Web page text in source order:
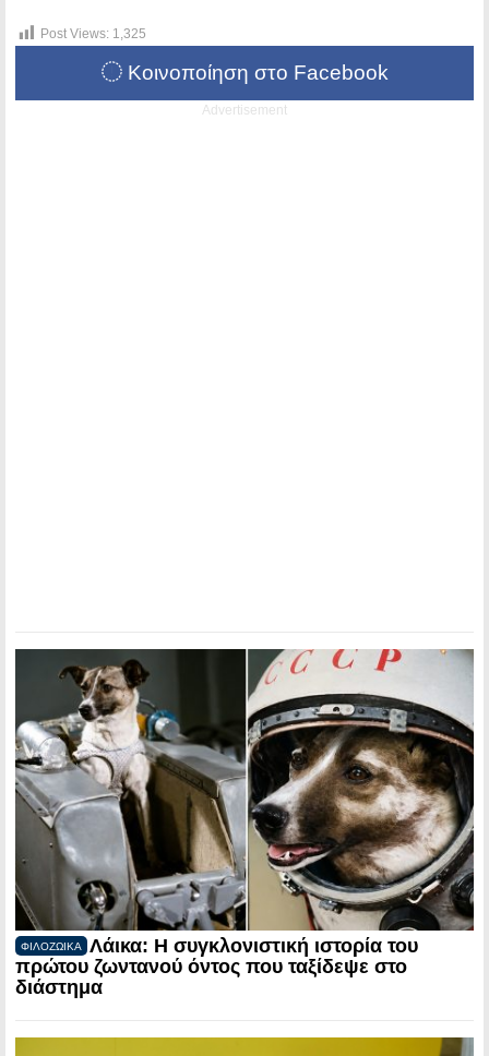
Post Views: 1,325
Κοινοποίηση στο Facebook
Advertisement
ΦΙΛΟΖΩΙΚΑ
Λάικα: Η συγκλονιστική ιστορία του
πρώτου ζωντανού όντος που ταξίδεψε στο
διάστημα